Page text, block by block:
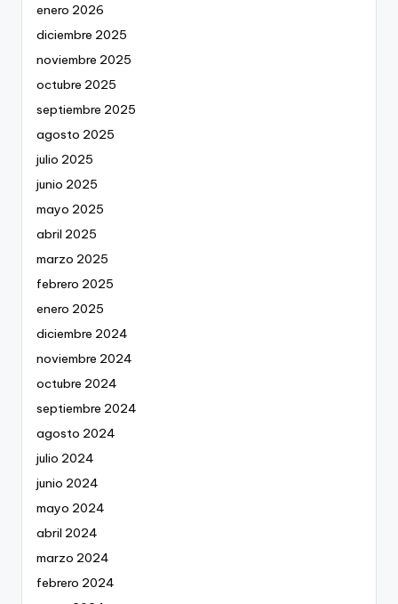
enero 2026
diciembre 2025
noviembre 2025
octubre 2025
septiembre 2025
agosto 2025
julio 2025
junio 2025
mayo 2025
abril 2025
marzo 2025
febrero 2025
enero 2025
diciembre 2024
noviembre 2024
octubre 2024
septiembre 2024
agosto 2024
julio 2024
junio 2024
mayo 2024
abril 2024
marzo 2024
febrero 2024